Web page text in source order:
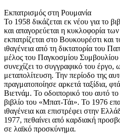
Εκπατρισμός στη Ρουμανία
Το 1958 δικάζεται εκ νέου για το
και απαγορεύεται η κυκλοφορία
εκπατρίζεται στο Βουκουρέστι και
ιθαγένεια από τη δικτατορία του
μέλος του Παγκοσμίου Συμβουλίου
συνεχίζει το συγγραφικό του έργο,
μεταπολίτευση. Την περίοδο της
πραγματοποίησε αρκετά ταξίδια,
Βιετνάμ. Το οδοιπορικό του αυτό
βιβλίο του «Μπατ-Τάι». Το 1976
ιθαγένεια και επιστρέφει στην
1977, πεθαίνει από καρδιακή
σε λαϊκό προσκύνημα.